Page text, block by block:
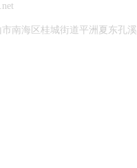
市南海区桂城街道平洲夏东孔溪